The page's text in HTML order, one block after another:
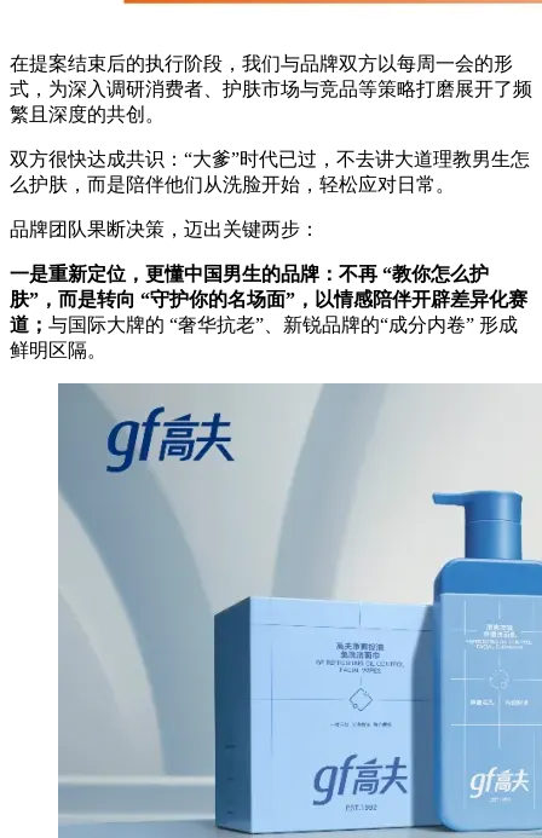
在提案结束后的执行阶段，我们与品牌双方以每周一会的形
式，为深入调研消费者、护肤市场与竞品等策略打磨展开了频
繁且深度的共创。
双方很快达成共识：“大爹”时代已过，不去讲大道理教男生怎
么护肤，而是陪伴他们从洗脸开始，轻松应对日常。
品牌团队果断决策，迈出关键两步：
一是重新定位，更懂中国男生的品牌：不再 “教你怎么护
肤”，而是转向 “守护你的名场面”，以情感陪伴开辟差异化赛
道； 与国际大牌的 “奢华抗老”、新锐品牌的“成分内卷” 形成
鲜明区隔。